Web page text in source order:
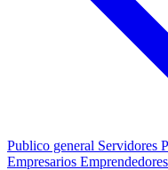
Publico general Servidores
Empresarios Emprendedores